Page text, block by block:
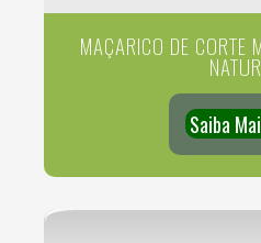
MAÇARICO DE
Saiba